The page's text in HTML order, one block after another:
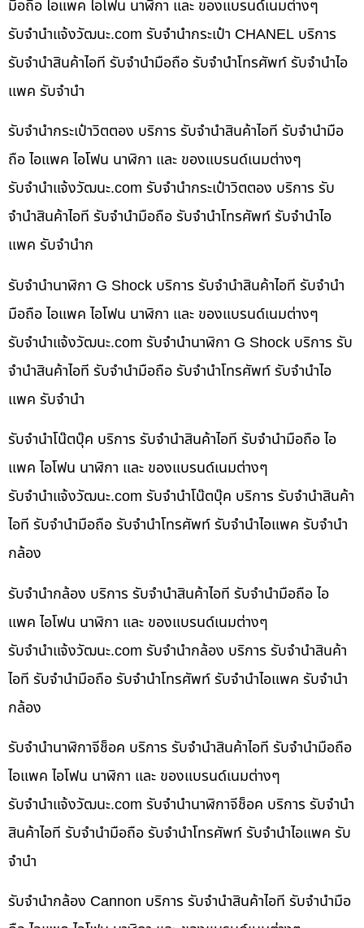
มือถือ ไอแพค ไอโฟน นาฬิกา และ ของแบรนด์เนมต่างๆ
รับจํานําแจ้งวัฒนะ.com รับจำนำกระเป๋า CHANEL บริการ
รับจำนำสินค้าไอที รับจำนำมือถือ รับจำนำโทรศัพท์ รับจำนำไอ
แพค รับจำนำ
รับจำนำกระเป๋าวิตตอง บริการ รับจำนำสินค้าไอที รับจำนำมือ
ถือ ไอแพค ไอโฟน นาฬิกา และ ของแบรนด์เนมต่างๆ
รับจํานําแจ้งวัฒนะ.com รับจำนำกระเป๋าวิตตอง บริการ รับ
จำนำสินค้าไอที รับจำนำมือถือ รับจำนำโทรศัพท์ รับจำนำไอ
แพค รับจำนำก
รับจำนำนาฬิกา G Shock บริการ รับจำนำสินค้าไอที รับจำนำ
มือถือ ไอแพค ไอโฟน นาฬิกา และ ของแบรนด์เนมต่างๆ
รับจํานําแจ้งวัฒนะ.com รับจำนำนาฬิกา G Shock บริการ รับ
จำนำสินค้าไอที รับจำนำมือถือ รับจำนำโทรศัพท์ รับจำนำไอ
แพค รับจำนำ
รับจำนำโน๊ตบุ๊ค บริการ รับจำนำสินค้าไอที รับจำนำมือถือ ไอ
แพค ไอโฟน นาฬิกา และ ของแบรนด์เนมต่างๆ
รับจํานําแจ้งวัฒนะ.com รับจำนำโน๊ตบุ๊ค บริการ รับจำนำสินค้า
ไอที รับจำนำมือถือ รับจำนำโทรศัพท์ รับจำนำไอแพค รับจำนำ
กล้อง
รับจำนำกล้อง บริการ รับจำนำสินค้าไอที รับจำนำมือถือ ไอ
แพค ไอโฟน นาฬิกา และ ของแบรนด์เนมต่างๆ
รับจํานําแจ้งวัฒนะ.com รับจำนำกล้อง บริการ รับจำนำสินค้า
ไอที รับจำนำมือถือ รับจำนำโทรศัพท์ รับจำนำไอแพค รับจำนำ
กล้อง
รับจำนำนาฬิกาจีช็อค บริการ รับจำนำสินค้าไอที รับจำนำมือถือ
ไอแพค ไอโฟน นาฬิกา และ ของแบรนด์เนมต่างๆ
รับจํานําแจ้งวัฒนะ.com รับจำนำนาฬิกาจีช็อค บริการ รับจำนำ
สินค้าไอที รับจำนำมือถือ รับจำนำโทรศัพท์ รับจำนำไอแพค รับ
จำนำ
รับจำนำกล้อง Cannon บริการ รับจำนำสินค้าไอที รับจำนำมือ